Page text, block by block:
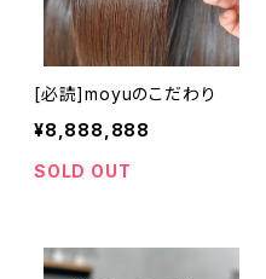
[必読]moyuのこだわり
¥8,888,888
SOLD OUT